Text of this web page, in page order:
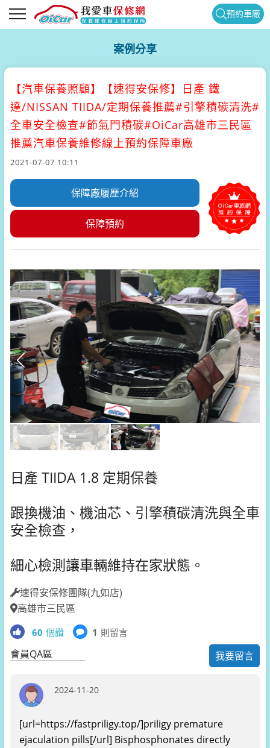
預約車廠
案例分享
【汽車保養照顧】
【速得安保修】日產 鐵
達/NISSAN TIIDA/定期保養推薦#引擎積碳清洗#
全車安全檢查#節氣門積碳#OiCar高雄市三民區
推薦汽車保養維修線上預約保障車廠
2021-07-07 10:11
保障廠履歷介紹
保障預約
日產 TIIDA 1.8 定期保養
跟換機油、機油芯、引擎積碳清洗與全車
安全檢查，
細心檢測讓車輛維持在家狀態。
速得安保修團隊(九如店)
高雄市三民區
60 個讚 1 則留言
我要留言
會員QA區
2024-11-20
[url=https://fastpriligy.top/]priligy premature
ejaculation pills[/url] Bisphosphonates directly